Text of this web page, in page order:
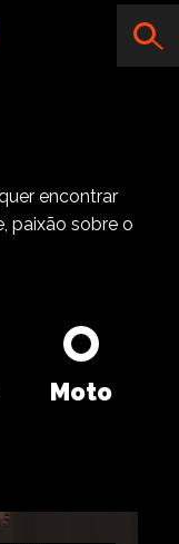
encontrar
paixão sobre o
Moto